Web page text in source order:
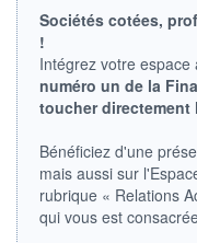
LIMITE À LA
RENDEMENT
ESTIMÉ 2026
-
DERNIER
ÉCHANGE
27.05.25 / 15:41:56
ÉLIGIBILITÉ
Sociétés cotées,
!
Intégrez votre espace
numéro un de la
toucher
Bénéficiez d'une
mais aussi sur
rubrique « Relations
qui vous est